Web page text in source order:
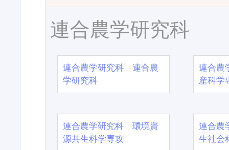
連合農学研究科
連合農学研究科 連合農
学研究科
連合農
産科学
連合農学研究科 環境資
源共生科学専攻
連合農
生社会